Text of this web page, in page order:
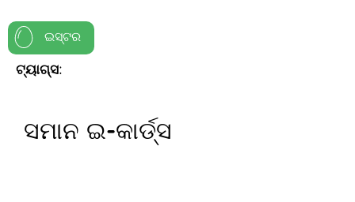
ଇସ୍ଟର
ଟ୍ୟାଗ୍ସ:
ସମାନ ଇ-କାର୍ଡ୍ସ